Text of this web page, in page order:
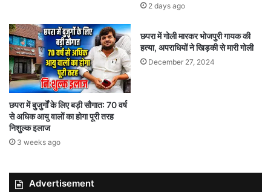
2 days ago
छपरा में बुजुर्गों के लिए बड़ी सौगात: 70 वर्ष
से अधिक आयु वालों का होगा पूरी तरह
निशुल्क इलाज
3 weeks ago
छपरा में गोली मारकर भोजपुरी गायक की
हत्या, अपराधियों ने खिड़की से मारी गोली
December 27, 2024
Advertisement